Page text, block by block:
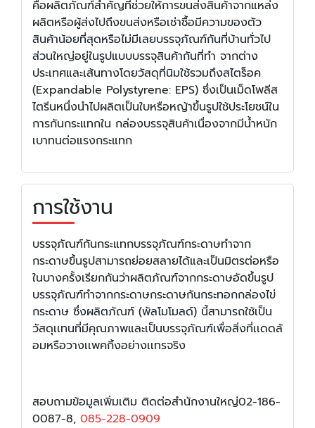
คือผลิตภัณฑ์สำคัญที่ช่วยให้การขนส่งสินค้าจากแหล่ง
ผลิตหรือผู้ส่งไปถึงขนส่งหรือเช่าซื้อมีความของตัว
สินค้าน้อยที่สุดหรือไม่มีเลยบรรจุภัณฑ์กันที่บ้านทั่วไป
ส่วนใหญ่อยู่ในรูปแบบบรรจุสินค้ากันที่ทำ จากต่าง
ประเทศและเส้นทางโดยวัสดุที่นิมใช้รวมถึงสไตร็อค
(Expandable Polystyrene: EPS) ซึ่งเป็นเม็ดโพลีส
ไตรีนหนึ่งนำไปผลิตเป็นใบหรือหญ้าขึ้นรูปใช้ประโยชน์ใน
การกันกระแทกใน กล่องบรรจุสินค้าเนื่องจากมีน้ำหนัก
เบาทนต่อแรงกระแทก
การใช้งาน
บรรจุภัณฑ์กันกระแทกบรรจุภัณฑ์กระดาษทำจาก
กระดาษขึ้นรูปสามารถย่อยสลายได้และเป็นมิตรต่อหรือ
ในบางครั้งเรียกกันว่าผลิตภัณฑ์จากกระดาษอัดขึ้นรูป
บรรจุภัณฑ์ทำจากกระดาษกระดาษกันกระทอกกล่องไข่
กระดาษ ซึ่งผลิตภัณฑ์ (พัลโมโมลด์) นี้สามารถใช้เป็น
วัสดุเเทนที่มีคุณภาพและเป็นบรรจุภัณฑ์เพื่อสิ่งที่เเดดล้
อมหรือวางเเพคกิ้งอย่างเเทรจริง
สอบถามข้อมูลเพิ่มเติม ติดต่อสำนักงานใหญ่02-186-
0087-8, 085-228-0909